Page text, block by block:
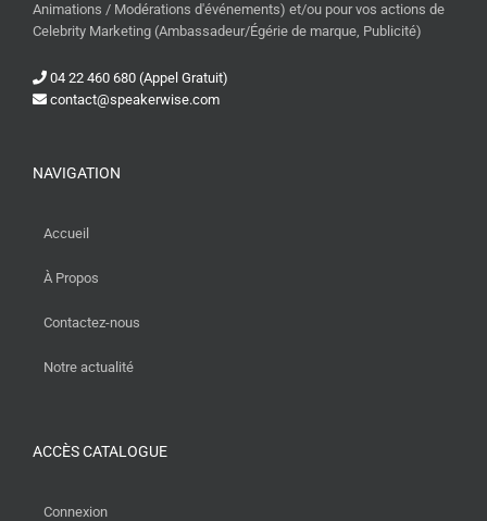
Animations / Modérations d'événements) et/ou pour vos actions de
Celebrity Marketing (Ambassadeur/Égérie de marque, Publicité)
04 22 460 680 (Appel Gratuit)
contact@speakerwise.com
NAVIGATION
Accueil
À Propos
Contactez-nous
Notre actualité
ACCÈS CATALOGUE
Connexion